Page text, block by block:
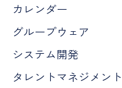
カレンダー
グループウェア
システム開発
タレントマネジメント